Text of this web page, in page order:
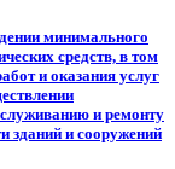
минимального
средств, в том
и оказания услуг
и ремонту
зданий и сооружений